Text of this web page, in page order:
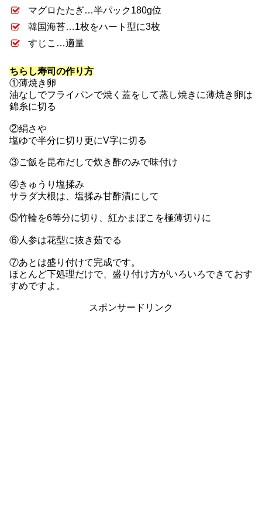
マグロたたぎ…半パック180g位
韓国海苔…1枚をハート型に3枚
すじこ…適量
ちらし寿司の作り方
①薄焼き卵
油なしでフライパンで焼く蓋をして蒸し焼きに薄焼き卵は
錦糸に切る
②絹さや
塩ゆで半分に切り更にV字に切る
③ご飯を昆布だしで炊き酢のみで味付け
④きゅうり塩揉み
サラダ大根は、塩揉み甘酢漬にして
⑤竹輪を6等分に切り、紅かまぼこを極薄切りに
⑥人参は花型に抜き茹でる
⑦あとは盛り付けて完成です。
ほとんど下処理だけで、盛り付け方がいろいろできておす
すめですよ。
スポンサードリンク